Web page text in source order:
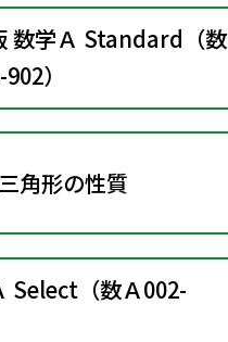
数学Ａ Standard（数
）
角形の性質
Select（数Ａ002-